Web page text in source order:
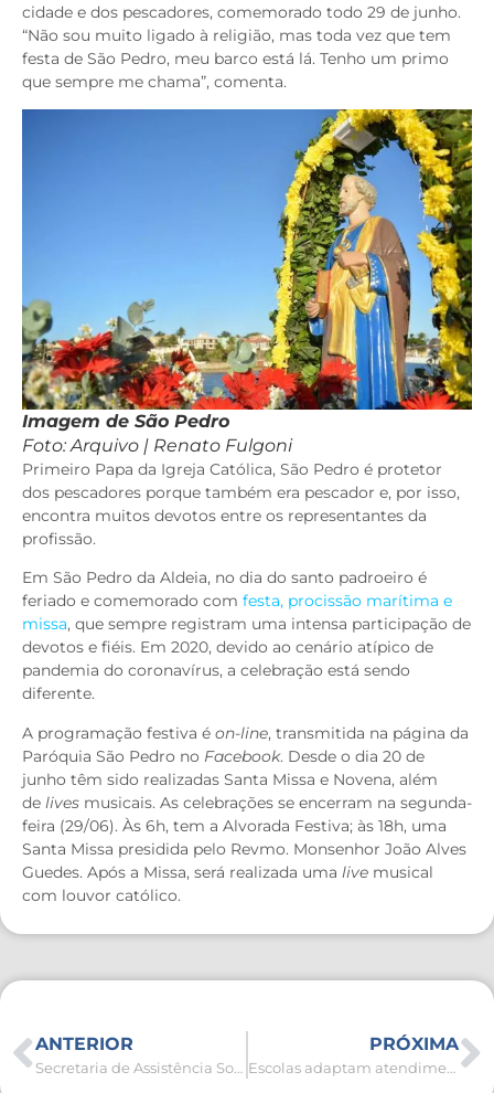
cidade e dos pescadores, comemorado todo 29 de junho.
“Não sou muito ligado à religião, mas toda vez que tem
festa de São Pedro, meu barco está lá. Tenho um primo
que sempre me chama”, comenta.
Imagem de São Pedro
Foto: Arquivo | Renato Fulgoni
Primeiro Papa da Igreja Católica, São Pedro é protetor
dos pescadores porque também era pescador e, por isso,
encontra muitos devotos entre os representantes da
profissão.
Em São Pedro da Aldeia, no dia do santo padroeiro é
feriado e comemorado com festa, procissão marítima e
missa, que sempre registram uma intensa participação de
devotos e fiéis. Em 2020, devido ao cenário atípico de
pandemia do coronavírus, a celebração está sendo
diferente.
A programação festiva é on-line, transmitida na página da
Paróquia São Pedro no Facebook. Desde o dia 20 de
junho têm sido realizadas Santa Missa e Novena, além
de lives musicais. As celebrações se encerram na segunda-
feira (29/06). Às 6h, tem a Alvorada Festiva; às 18h, uma
Santa Missa presidida pelo Revmo. Monsenhor João Alves
Guedes. Após a Missa, será realizada uma live musical
com louvor católico.
ANTERIOR
Secretaria de Assistência Social e CMDCA alertam para o trabalho infantil doméstico em tempo de pandemia
PRÓXIMA
Escolas adaptam atendimento para alcançar realidade de pais e alunos durante a pandemia